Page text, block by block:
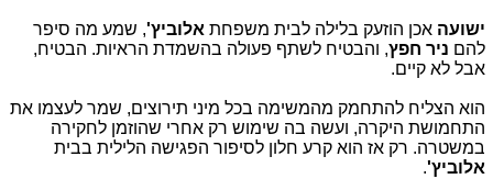
ישועה אכן הוזעק בלילה לבית משפחת אלוביץ', שמע מה סיפר
להם ניר חפץ, והבטיח לשתף פעולה בהשמדת הראיות. הבטיח,
אבל לא קיים.
הוא הצליח להתחמק מהמשימה בכל מיני תירוצים, שמר לעצמו את
התחמושת היקרה, ועשה בה שימוש רק אחרי שהוזמן לחקירה
במשטרה. רק אז הוא קרע חלון לסיפור הפגישה הלילית בבית
אלוביץ'.